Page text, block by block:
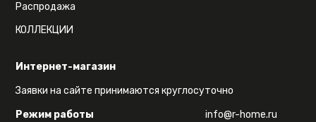
Интернет-магазин
Заявки на сайте принимаются круглосуточно
Режим работы
info@r-home.ru
Распродажа
КОЛЛЕКЦИИ